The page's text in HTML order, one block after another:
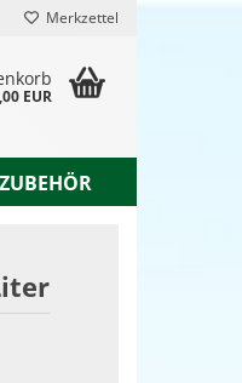
Merkzettel
EUR
ZUBEHÖR